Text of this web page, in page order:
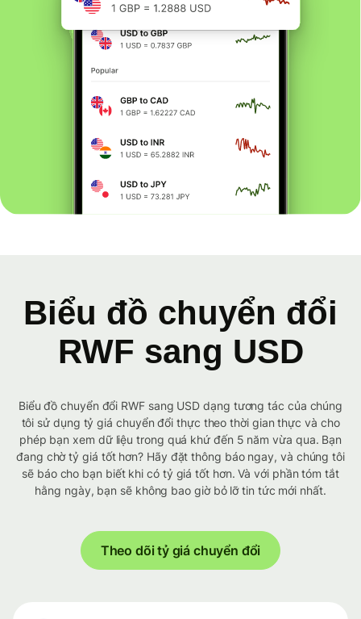
Biểu đồ chuyển đổi
RWF sang USD
Biểu đồ chuyển đổi RWF sang USD dạng tương tác của chúng
tôi sử dụng tỷ giá chuyển đổi thực theo thời gian thực và cho
phép bạn xem dữ liệu trong quá khứ đến 5 năm vừa qua. Bạn
đang chờ tỷ giá tốt hơn? Hãy đặt thông báo ngay, và chúng tôi
sẽ báo cho bạn biết khi có tỷ giá tốt hơn. Và với phần tóm tắt
hằng ngày, bạn sẽ không bao giờ bỏ lỡ tin tức mới nhất.
Theo dõi tỷ giá chuyển đổi